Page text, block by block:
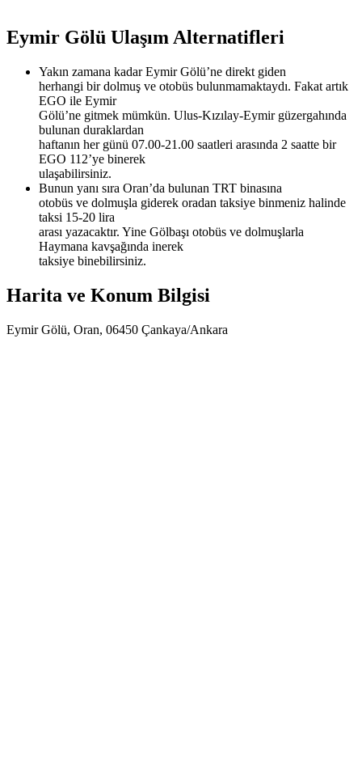
Eymir Gölü Ulaşım Alternatifleri
Yakın zamana kadar Eymir Gölü’ne direkt giden
herhangi bir dolmuş ve otobüs bulunmamaktaydı. Fakat artık
EGO ile Eymir
Gölü’ne gitmek mümkün. Ulus-Kızılay-Eymir güzergahında
bulunan duraklardan
haftanın her günü 07.00-21.00 saatleri arasında 2 saatte bir
EGO 112’ye binerek
ulaşabilirsiniz.
Bunun yanı sıra Oran’da bulunan TRT binasına
otobüs ve dolmuşla giderek oradan taksiye binmeniz halinde
taksi 15-20 lira
arası yazacaktır. Yine Gölbaşı otobüs ve dolmuşlarla
Haymana kavşağında inerek
taksiye binebilirsiniz.
Harita ve Konum Bilgisi
Eymir Gölü, Oran, 06450 Çankaya/Ankara